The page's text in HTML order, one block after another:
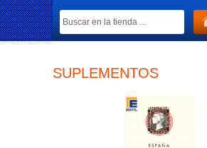
SUPLEMENTOS